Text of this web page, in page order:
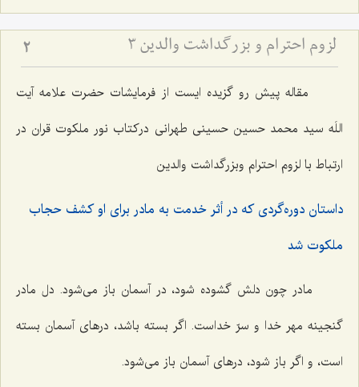
لزوم احترام و بزرگداشت والدین 3 2
مقاله پیش رو گزیده ایست از فرمایشات حضرت علامه آیت
اللَه سید محمد حسین حسینی طهرانی درکتاب نور ملکوت قران در
ارتباط با لزوم احترام وبزرگداشت والدین
داستان دوره‌گردى كه در أثر خدمت به مادر براى او كشف حجاب
ملكوت شد
مادر چون دلش گشوده شود، در آسمان باز مى‌شود. دل مادر
گنجينه مهر خدا و سرّ خداست. اگر بسته باشد، درهاى آسمان بسته
است، و اگر باز شود، درهاى آسمان باز مى‌شود.